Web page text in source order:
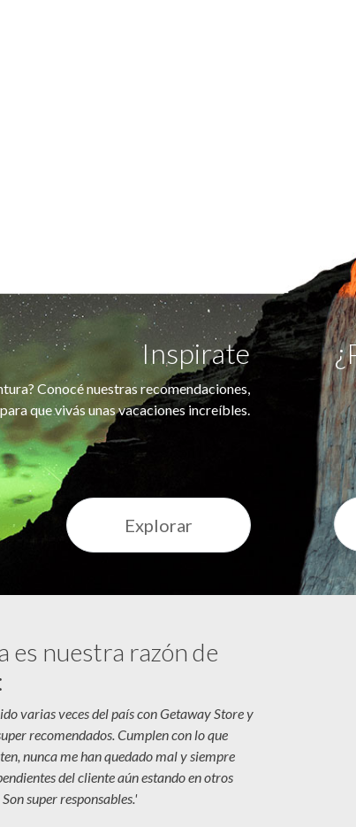
Inspirate
Conocé nuestras recomendaciones,
que vivás unas vacaciones increíbles.
Explorar
es nuestra razón de
varias veces del país con Getaway Store y
recomendados. Cumplen con lo que
nunca me han quedado mal y siempre
del cliente aún estando en otros
Son super responsables.'